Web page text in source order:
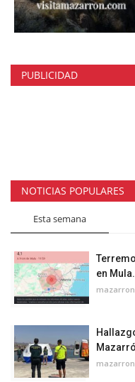
PUBLICIDAD
NOTICIAS POPULARES
Esta semana
en Mula.